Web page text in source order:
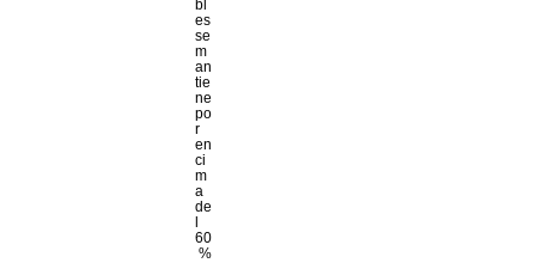
bl
es
se
m
an
tie
ne
po
r
en
ci
m
a
de
l
60
%